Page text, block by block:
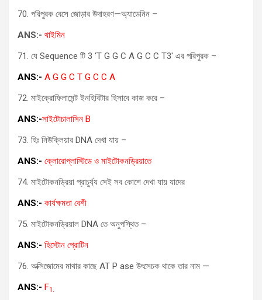
70. পরিপুরক বেসে জোড়ার উদাহরণ—অ্যাডেনিন –
ANS:- থাইমিন
71. যে Sequence টি 3 ‘T G G C A G C C T3′ এর পরিপুরক –
ANS:- A G G C T G C C A
72. মাইক্রোফিলামেন্ট ইনহিবিটার হিসাবে কাজ করে –
ANS:-সাইটোচালাসিন B
73. হিঃ নিউক্লিয়ার DNA দেখা যায় –
ANS:- ক্লোরোপ্লাস্টিডে ও মাইটোকনড্রিয়াতে
74. মাইটোকনড্রিয়া প্রাচুর্য্য সেই সব কোশে দেখা যায় যাদের
ANS:- কার্যক্ষমতা বেশী
75. মাইটোকনড্রিয়াল DNA তে অনুপস্থিত –
ANS:- হিস্টোন প্রোটিন
76. অক্সিজোমের মাথার কাছে AT P ase উৎসেচক থাকে তার নাম —
ANS:- F1.